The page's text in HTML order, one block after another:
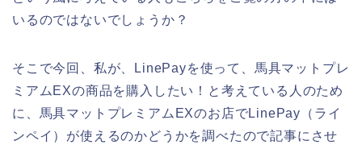
いるのではないでしょうか？
そこで今回、私が、LinePayを使って、馬具マットプレ
ミアムEXの商品を購入したい！と考えている人のため
に、馬具マットプレミアムEXのお店でLinePay（ライ
ンペイ）が使えるのかどうかを調べたので記事にさせ